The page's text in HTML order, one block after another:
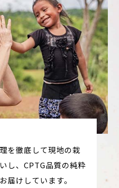
を徹底して現地の栽
し、CPTG品質の純粋
届けしています。